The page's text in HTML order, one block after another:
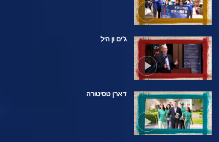
ג'ים ון היל
דארן טסיטורה